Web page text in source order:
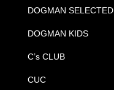
DOGMAN SELECTED
DOGMAN KIDS
C’s CLUB
CUC